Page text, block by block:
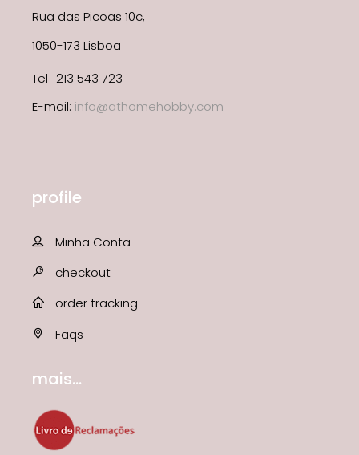
Rua das Picoas 10c,
1050-173 Lisboa
Tel_213 543 723
E-mail: info@athomehobby.com
profile
Minha Conta
checkout
order tracking
Faqs
mais...